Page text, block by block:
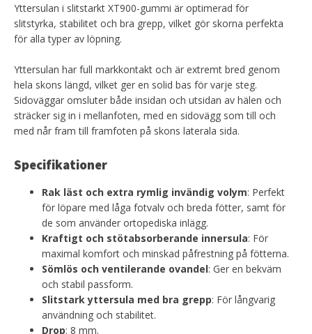
Yttersulan i slitstarkt XT900-gummi är optimerad för
slitstyrka, stabilitet och bra grepp, vilket gör skorna perfekta
för alla typer av löpning.
Yttersulan har full markkontakt och är extremt bred genom
hela skons längd, vilket ger en solid bas för varje steg.
Sidoväggar omsluter både insidan och utsidan av hälen och
sträcker sig in i mellanfoten, med en sidovägg som till och
med når fram till framfoten på skons laterala sida.
Specifikationer
Rak läst och extra rymlig invändig volym: Perfekt
för löpare med låga fotvalv och breda fötter, samt för
de som använder ortopediska inlägg.
Kraftigt och stötabsorberande innersula: För
maximal komfort och minskad påfrestning på fötterna.
Sömlös och ventilerande ovandel: Ger en bekväm
och stabil passform.
Slitstark yttersula med bra grepp: För långvarig
användning och stabilitet.
Drop: 8 mm.